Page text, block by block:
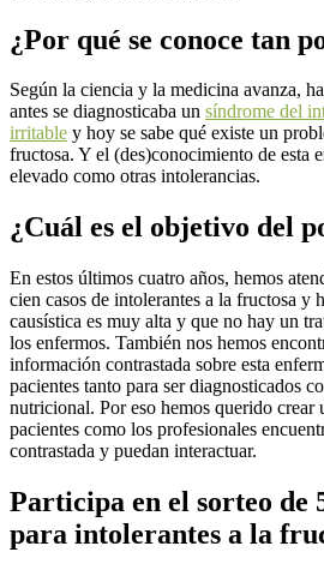
¿Por qué se conoce tan
Según la ciencia y la medicina avanza,
antes se diagnosticaba un síndrome del
irritable y hoy se sabe qué existe un
fructosa. Y el (des)conocimiento de esta
elevado como otras intolerancias.
¿Cuál es el objetivo del
En estos últimos cuatro años, hemos
cien casos de intolerantes a la fructosa y
causística es muy alta y que no hay un
los enfermos. También nos hemos
información contrastada sobre esta
pacientes tanto para ser diagnosticados
nutricional. Por eso hemos querido crear
pacientes como los profesionales
contrastada y puedan interactuar.
Participa en el sorteo de
para intolerantes a la